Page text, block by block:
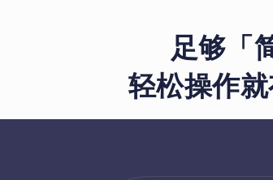
足够「
轻松操作